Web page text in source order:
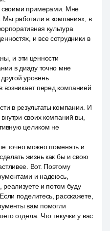
своими примерами. Мне
Мы работали в компаниях, в
культура
и все сотрудники в
и эти ценности
в диаду точно мне
уровень
возникает перед компанией
в результаты компании. И
своих компаний вы,
целиком не
точно можно поменять и
жизнь как бы и свою
Вот. Поэтому
и надеюсь,
реализуете и потом буду
поделитесь, расскажете,
вам помогли
отдела. Что текучки у вас